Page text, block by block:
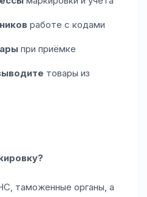
работе с кодами
при приёмке
товары из
таможенные органы, а